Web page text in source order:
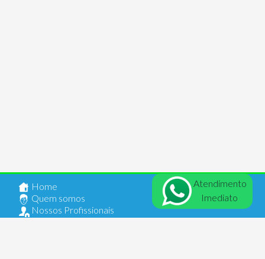
Home
Quem somos
Nossos Profissionais
Atendimento
Imediato